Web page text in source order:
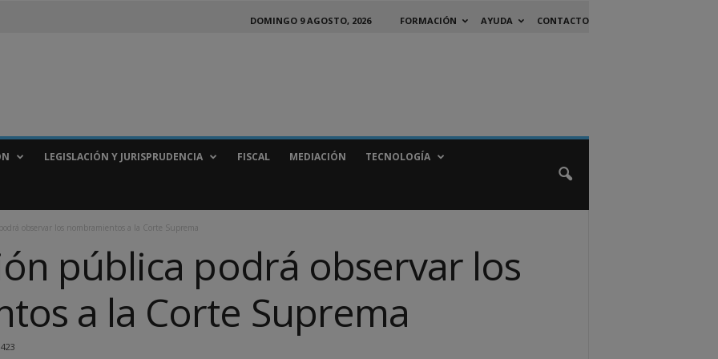
DOMINGO 9 AGOSTO, 2026 FORMACIÓN AYUDA CONTACTO
LEGISLACIÓN Y JURISPRUDENCIA FISCAL MEDIACIÓN TECNOLOGÍA
observar los nombramientos a la Corte Suprema
pública podrá observar los
a la Corte Suprema
423